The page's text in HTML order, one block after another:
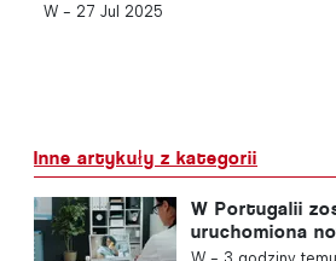
W - 27 Jul 2025
Inne artykuły z kategorii
W Portugalii
uruchomiona
platforma